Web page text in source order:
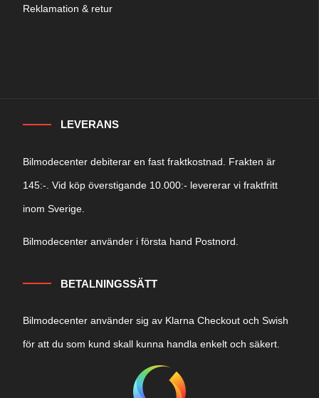
Reklamation & retur
LEVERANS
Bilmodecenter debiterar en fast fraktkostnad. Frakten är
145:-. Vid köp överstigande 10.000:- levererar vi fraktfritt
inom Sverige.
Bilmodecenter använder i första hand Postnord.
BETALNINGSSÄTT
Bilmodecenter använder sig av Klarna Checkout och Swish
för att du som kund skall kunna handla enkelt och säkert.